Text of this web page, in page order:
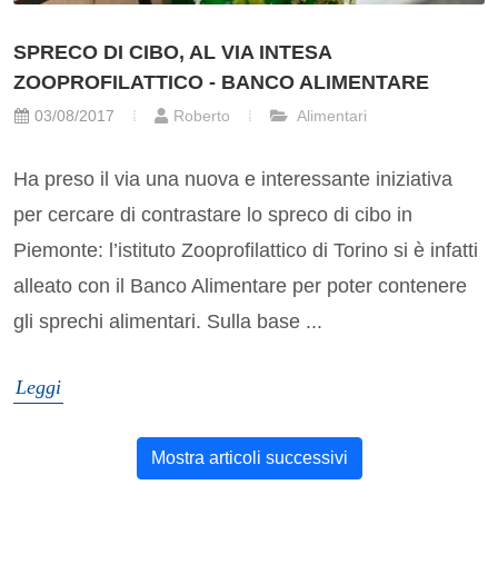
SPRECO DI CIBO, AL VIA INTESA
ZOOPROFILATTICO - BANCO ALIMENTARE
03/08/2017 Roberto Alimentari
Ha preso il via una nuova e interessante iniziativa
per cercare di contrastare lo spreco di cibo in
Piemonte: l’istituto Zooprofilattico di Torino si è infatti
alleato con il Banco Alimentare per poter contenere
gli sprechi alimentari. Sulla base ...
Leggi
Mostra articoli successivi